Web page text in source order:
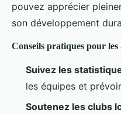
pouvez apprécier
son développement
Conseils pratiques pour
Suivez les
les équipes et
Soutenez les clubs